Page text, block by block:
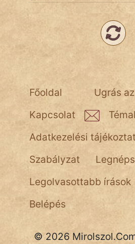
Jób Gedeon
vörös ördög
NapHold
Név nélkül
pszichopati
szegény legény
Ugrás
Főoldal
Kapcsolat
Adatkezelési
Szabályzat
Legolvasottabb írások
Belépés
© 2026